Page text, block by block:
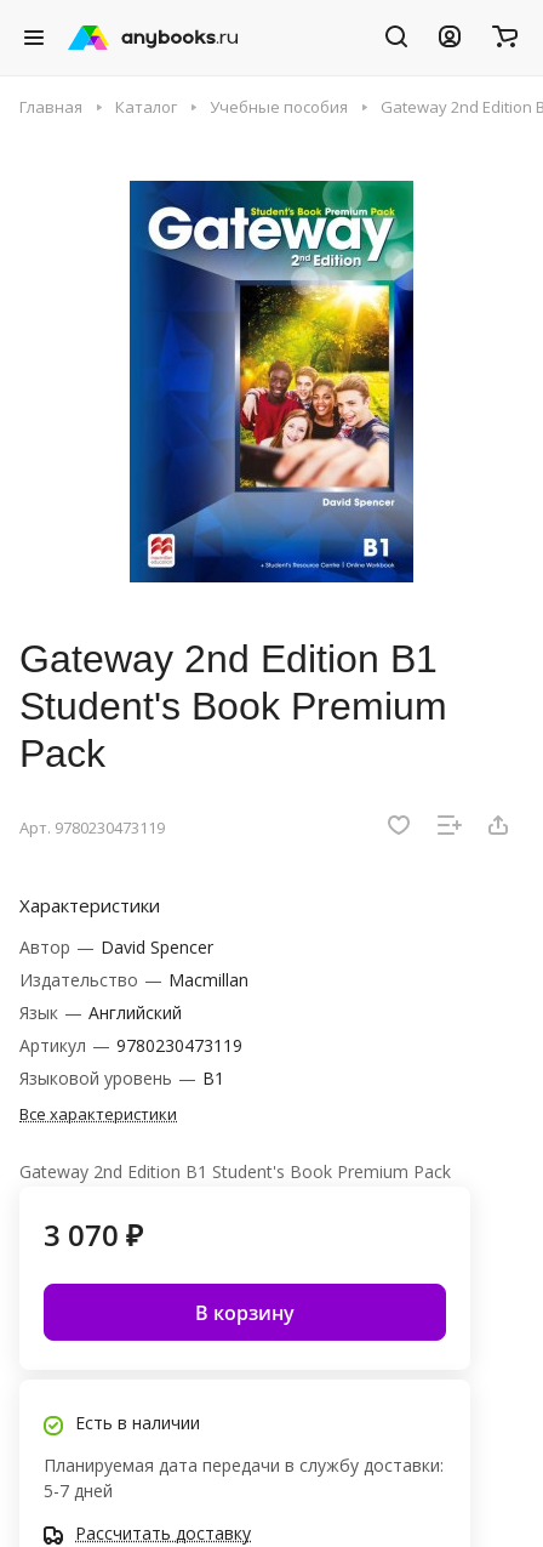
Главная Каталог Учебные пособия Gateway 2nd Edition
Gateway 2nd Edition B1
Student's Book Premium
Pack
Арт. 9780230473119
Характеристики
Автор — David Spencer
Издательство — Macmillan
Язык — Английский
Артикул — 9780230473119
Языковой уровень — B1
Все характеристики
Gateway 2nd Edition B1 Student's Book Premium Pack
3 070 ₽
В корзину
Есть в наличии
Планируемая дата передачи в службу доставки:
5-7 дней
Рассчитать доставку